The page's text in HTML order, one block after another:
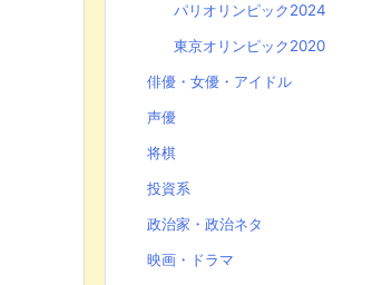
パリオリンピック2024
東京オリンピック2020
俳優・女優・アイドル
声優
将棋
投資系
政治家・政治ネタ
映画・ドラマ